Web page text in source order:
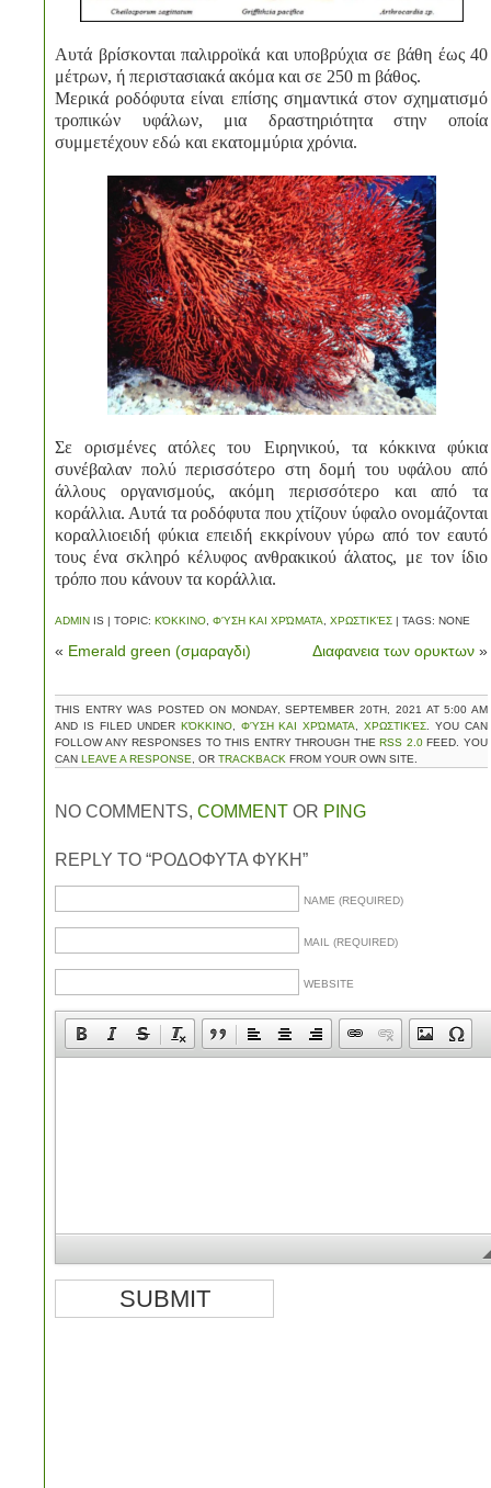
Αυτά βρίσκονται παλιρροϊκά και υποβρύχια σε βάθη έως 40
μέτρων, ή περιστασιακά ακόμα και σε 250 m βάθος.
Μερικά ροδόφυτα είναι επίσης σημαντικά στον σχηματισμό
τροπικών υφάλων, μια δραστηριότητα στην οποία
συμμετέχουν εδώ και εκατομμύρια χρόνια.
Σε ορισμένες ατόλες του Ειρηνικού, τα κόκκινα φύκια
συνέβαλαν πολύ περισσότερο στη δομή του υφάλου από
άλλους οργανισμούς, ακόμη περισσότερο και από τα
κοράλλια. Αυτά τα ροδόφυτα που χτίζουν ύφαλο ονομάζονται
κοραλλιοειδή φύκια επειδή εκκρίνουν γύρω από τον εαυτό
τους ένα σκληρό κέλυφος ανθρακικού άλατος, με τον ίδιο
τρόπο που κάνουν τα κοράλλια.
ADMIN IS | TOPIC: ΚΌΚΚΙΝΟ ΦΎΣΗ ΚΑΙ ΧΡΏΜΑΤΑ ΧΡΩΣΤΙΚΈΣ | TAGS: NONE
« Emerald green (σμαραγδι) Διαφανεια των ορυκτων »
THIS ENTRY WAS POSTED ON MONDAY, SEPTEMBER 20TH, 2021 AT 5:00 AM
AND IS FILED UNDER ΚΌΚΚΙΝΟ, ΦΎΣΗ ΚΑΙ ΧΡΏΜΑΤΑ ,ΧΡΩΣΤΙΚΈΣ . YOU CAN
FOLLOW ANY RESPONSES TO THIS ENTRY THROUGH THERSS 2.0FEED. YOU
CAN LEAVE A RESPONSE , OR TRACKBACK FROM YOUR OWN SITE.
NO COMMENTS, COMMENT OR PING
REPLY TO “ΡΟΔΟΦΥΤΑ ΦΥΚΗ”
NAME (REQUIRED)
MAIL (REQUIRED)
WEBSITE